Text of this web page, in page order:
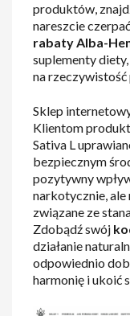
produktów,
nareszcie
rabaty Alba-
suplementy
na
Sklep
Klientom
Sativa L
bezpiecznym
pozytywny
narkotycznie, ale
związane ze
Zdobądź swój
działanie
odpowiednio
harmonię i ukoić